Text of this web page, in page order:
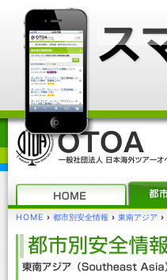
HOME › 都市別安全情報 › 東南アジア ›